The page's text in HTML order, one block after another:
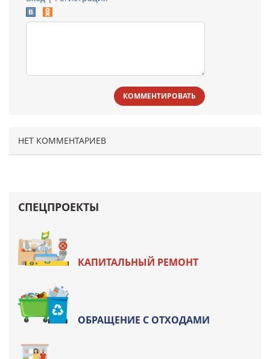
КОММЕНТИРОВАТЬ
НЕТ КОММЕНТАРИЕВ
СПЕЦПРОЕКТЫ
КАПИТАЛЬНЫЙ РЕМОНТ
ОБРАЩЕНИЕ С ОТХОДАМИ